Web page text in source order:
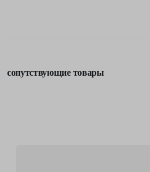
сопутствующие товары